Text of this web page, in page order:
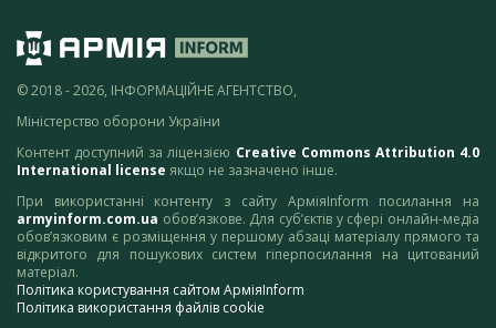
© 2018 - 2026, ІНФОРМАЦІЙНЕ АГЕНТСТВО,
Міністерство оборони України
Контент доступний за ліцензією Creative Commons Attribution 4.0
International license якщо не зазначено інше.
При використанні контенту з сайту АрміяInform посилання на
armyinform.com.ua обов’язкове. Для суб’єктів у сфері онлайн-медіа
обов’язковим є розміщення у першому абзаці матеріалу прямого та
відкритого для пошукових систем гіперпосилання на цитований
матеріал.
Політика користування сайтом АрміяInform
Політика використання файлів cookie